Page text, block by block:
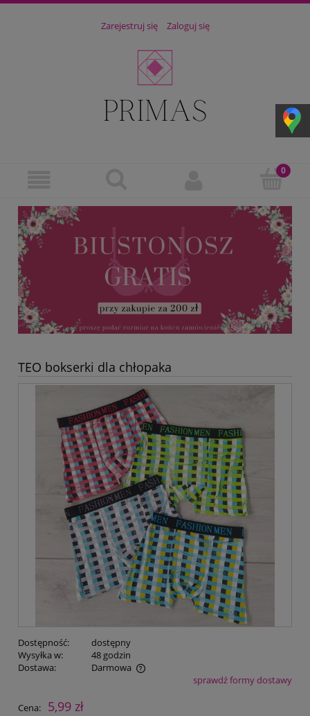
Zarejestruj się Zaloguj się
TEO bokserki dla chłopaka
Dostępność:
dostępny
Wysyłka w:
48 godzin
Dostawa:
Darmowa
Cena nie zawiera ewentualnych kosztów płatnościsprawdź formy dostawy
Cena: 5,99 zł